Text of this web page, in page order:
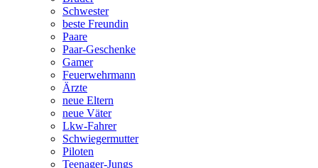
Schwester
beste Freundin
Paare
Paar-Geschenke
Gamer
Feuerwehrmann
Ärzte
neue Eltern
neue Väter
Lkw-Fahrer
Schwiegermutter
Piloten
Teenager-Jungs